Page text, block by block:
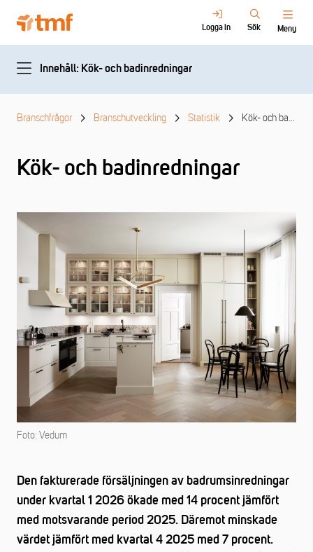
Logga in Sök Meny
Innehåll: Kök- och badinredningar
Branschfrågor Branschutveckling Statistik Kök- och badinredningar
Kök- och badinredningar
Foto: Vedum
Den fakturerade försäljningen av badrumsinredningar
under kvartal 1 2026 ökade med 14 procent jämfört
med motsvarande period 2025. Däremot minskade
värdet jämfört med kvartal 4 2025 med 7 procent.